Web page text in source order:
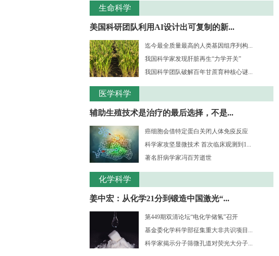
生命科学
美国科研团队利用AI设计出可复制的新...
迄今最全质量最高的人类基因组序列构...
我国科学家发现肝脏再生“力学开关”
我国科学团队破解百年甘蔗育种核心谜...
医学科学
辅助生殖技术是治疗的最后选择，不是...
癌细胞会借特定蛋白关闭人体免疫反应
科学家攻坚显微技术 首次临床观测到1...
著名肝病学家冯百芳逝世
化学科学
姜中宏：从化学21分到锻造中国激光“...
第449期双清论坛“电化学储氢”召开
基金委化学科学部征集重大非共识项目...
科学家揭示分子筛微孔道对荧光大分子...